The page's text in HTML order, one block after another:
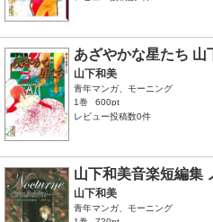
あざやかな星たち 山
山下和美
青年マンガ、モーニング
1巻
600pt
レビュー投稿数0件
山下和美音楽短編集
山下和美
青年マンガ、モーニング